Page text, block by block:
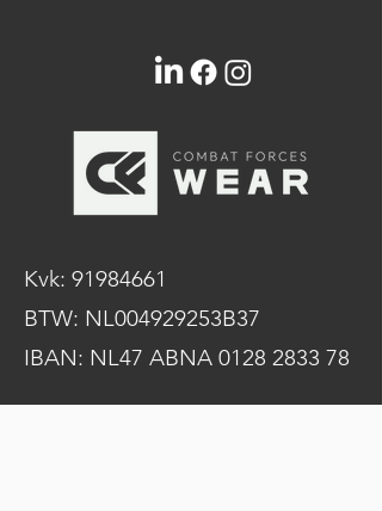
Kvk: 91984661
BTW: NL004929253B37
IBAN: NL47 ABNA 0128 2833 78